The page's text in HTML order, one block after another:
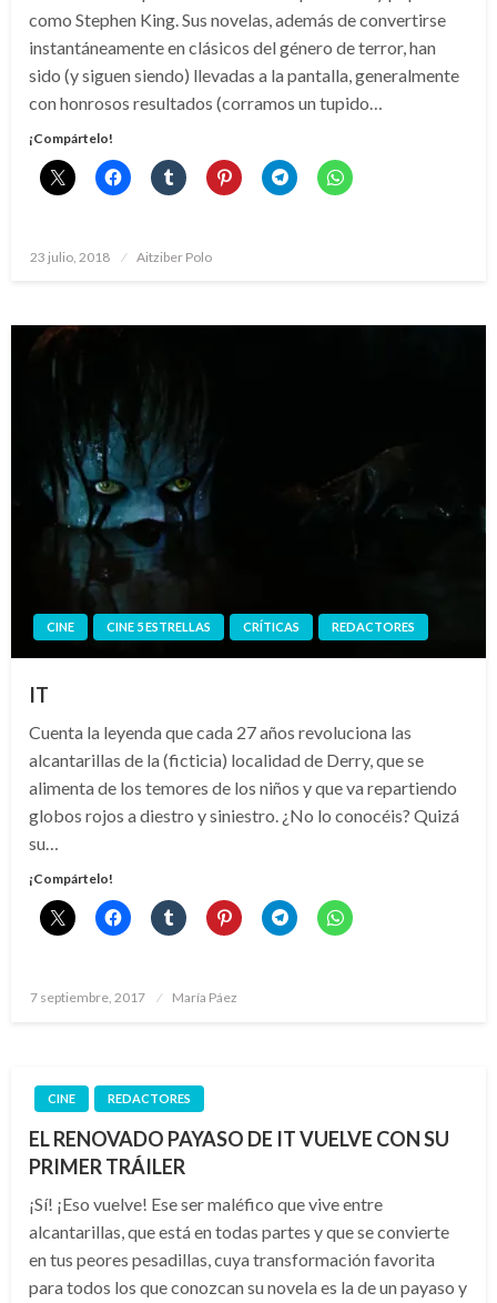
como Stephen King. Sus novelas, además de convertirse
instantáneamente en clásicos del género de terror, han
sido (y siguen siendo) llevadas a la pantalla, generalmente
con honrosos resultados (corramos un tupido…
¡Compártelo!
Publicado
23 julio, 2018 Aitziber Polo
CINE CINE 5 ESTRELLAS CRÍTICAS REDACTORES
IT
Cuenta la leyenda que cada 27 años revoluciona las
alcantarillas de la (ficticia) localidad de Derry, que se
alimenta de los temores de los niños y que va repartiendo
globos rojos a diestro y siniestro. ¿No lo conocéis? Quizá
su…
¡Compártelo!
Publicado
7 septiembre, 2017 María Páez
CINE REDACTORES
EL RENOVADO PAYASO DE IT VUELVE CON SU
PRIMER TRÁILER
¡Sí! ¡Eso vuelve! Ese ser maléfico que vive entre
alcantarillas, que está en todas partes y que se convierte
en tus peores pesadillas, cuya transformación favorita
para todos los que conozcan su novela es la de un payaso y